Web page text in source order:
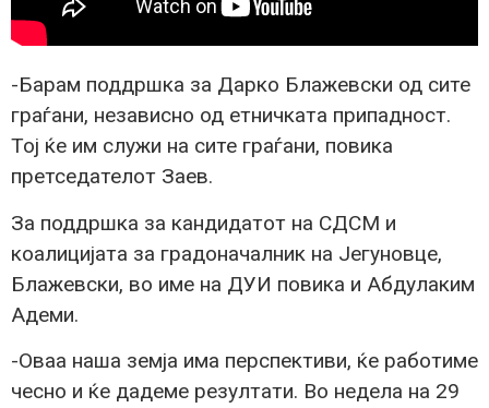
-Барам поддршка за Дарко Блажевски од сите
граѓани, независно од етничката припадност.
Тој ќе им служи на сите граѓани, повика
претседателот Заев.
За поддршка за кандидатот на СДСМ и
коалицијата за градоначалник на Јегуновце,
Блажевски, во име на ДУИ повика и Абдулаким
Адеми.
-Оваа наша земја има перспективи, ќе работиме
чесно и ќе дадеме резултати. Во недела на 29